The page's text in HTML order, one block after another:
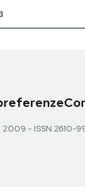
2009 - ISSN 2610-